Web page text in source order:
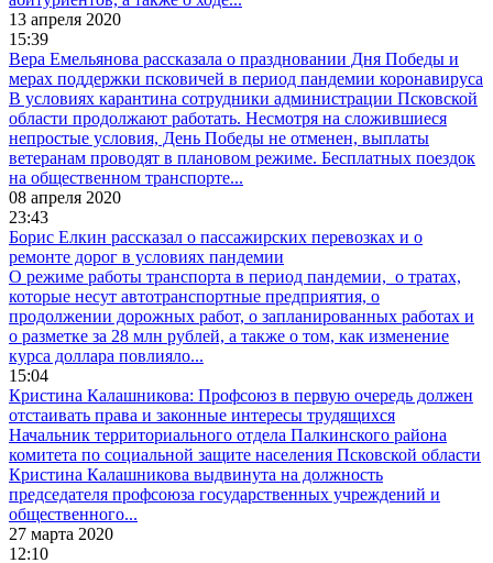
13 апреля 2020
15:39
Вера Емельянова рассказала о праздновании Дня Победы и
мерах поддержки псковичей в период пандемии коронавируса
В условиях карантина сотрудники администрации Псковской
области продолжают работать. Несмотря на сложившиеся
непростые условия, День Победы не отменен, выплаты
ветеранам проводят в плановом режиме. Бесплатных поездок
на общественном транспорте...
08 апреля 2020
23:43
Борис Елкин рассказал о пассажирских перевозках и о
ремонте дорог в условиях пандемии
О режиме работы транспорта в период пандемии, о тратах,
которые несут автотранспортные предприятия, о
продолжении дорожных работ, о запланированных работах и
о разметке за 28 млн рублей, а также о том, как изменение
курса доллара повлияло...
15:04
Кристина Калашникова: Профсоюз в первую очередь должен
отстаивать права и законные интересы трудящихся
Начальник территориального отдела Палкинского района
комитета по социальной защите населения Псковской области
Кристина Калашникова выдвинута на должность
председателя профсоюза государственных учреждений и
общественного...
27 марта 2020
12:10